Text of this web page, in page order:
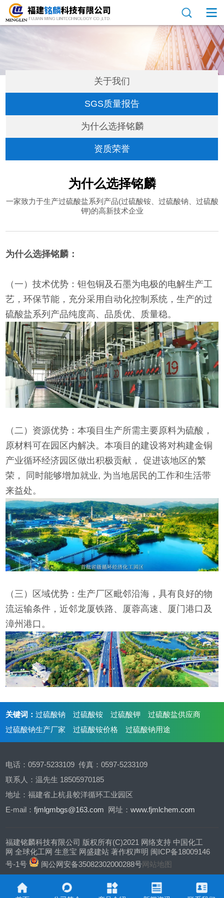
关于我们
SGS质量报告
为什么选择铭麟
资质荣誉
为什么选择铭麟
一家致力于生产过硫酸盐系列产品(过硫酸铵、过硫酸钠、过硫酸
钾)的高新技术企业
为什么选择铭麟：
（一）技术优势：钽包铜及石墨为电极的电解生产工
艺，环保节能，充分采用自动化控制系统，生产的过
硫酸盐系列产品纯度高、品质优、质量稳。
（二）资源优势：本项目生产所需主要原料为硫酸，
原材料可在园区内解决。本项目的建设将对构建金铜
产业循环经济园区做出积极贡献， 促进该地区的繁
荣， 同时能够增加就业, 为当地居民的工作和生活带
来益处。
（三）区域优势：生产厂区毗邻沿海，具有良好的物
流运输条件，近邻龙厦铁路、厦蓉高速、厦门港口及
漳州港口。
关键词：过硫酸钠 过硫酸铵 过硫酸钾
过硫酸盐供应商
过硫酸钠生产厂家
过硫酸铵价格 过硫酸钠用途
电话：0597-5233109 传真：0597-5233109
联系人：温先生 18505970185
地址：福建省上杭县蛟洋循环工业园区
E-mail：fjmlgmbgs@163.com 网址：www.fjmlchem.com
福建铭麟科技有限公司 版权所有(C)2021 网络支持 中国化工
网 全球化工网 生意宝 网盛建站 著作权声明 闽ICP备18009146
号-1号
闽公网安备35082302000288号网站地图